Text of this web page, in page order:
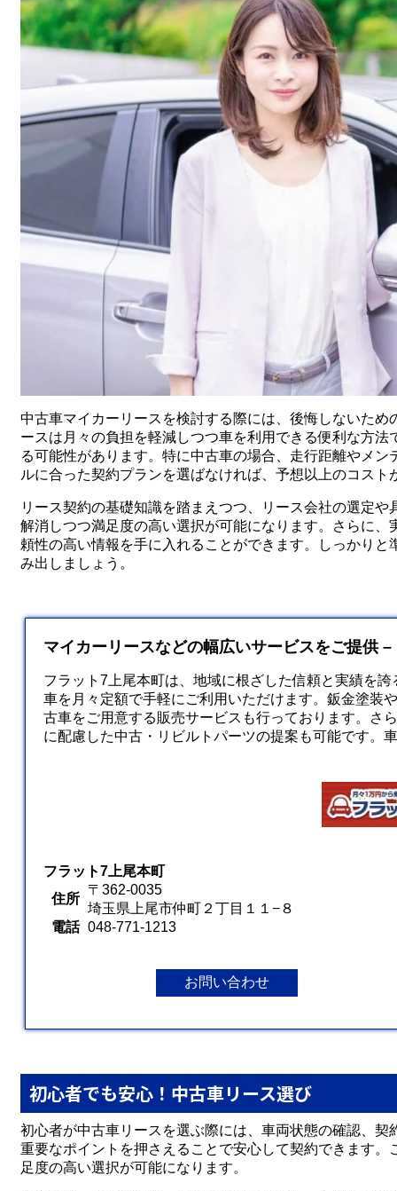
中古車マイカーリースを検討する際には、後悔しないた
ースは月々の負担を軽減しつつ車を利用できる便利な方
る可能性があります。特に中古車の場合、走行距離やメ
ルに合った契約プランを選ばなければ、予想以上のコスト
リース契約の基礎知識を踏まえつつ、リース会社の選定
解消しつつ満足度の高い選択が可能になります。さらに
頼性の高い情報を手に入れることができます。しっかり
み出しましょう。
マイカーリースなどの幅広いサービスをご提供
フラット7上尾本町は、地域に根ざした信頼と実績を
車を月々定額で手軽にご利用いただけます。鈑金塗装
古車をご用意する販売サービスも行っております。さ
に配慮した中古・リビルトパーツの提案も可能です。
フラット7上尾本町
住所
〒362-0035
埼玉県上尾市仲町２丁目１１−８
電話 048-771-1213
お問い合わせ
初心者でも安心！中古車リース選び
初心者が中古車リースを選ぶ際には、車両状態の確認、
重要なポイントを押さえることで安心して契約できます
足度の高い選択が可能になります。